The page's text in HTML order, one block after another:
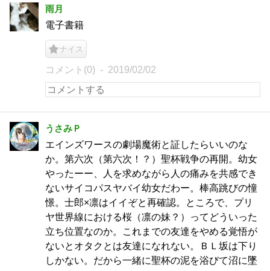
雨月
電子書籍
ナイス
コメント(0) 2019/02/02
うさみＰ
エインズワースの劇場魔術と証したらいいのな
か。第六次（第六次！？）聖杯戦争の再開。幼女
やったーー、人を求めながら人の痛みを共感でき
ないサイコパスヤバイ幼女だわー。棒高跳びの憧
憬。士郎×凛はイイぞと再確認。ところで、プリ
ヤ世界線における桜（凛の妹？）ってどういった
立ち位置なのか。これまでの友達をやめる覚悟が
ないとオタクとは友達になれない。ＢＬ坂は下り
しかない。だから一緒に聖杯の泥を浴びて沼に墜